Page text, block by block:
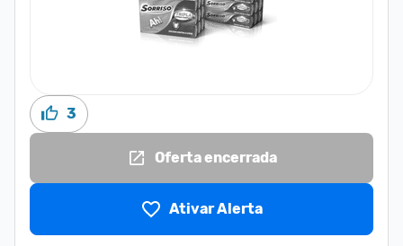
3
Oferta encerrada
Ativar Alerta